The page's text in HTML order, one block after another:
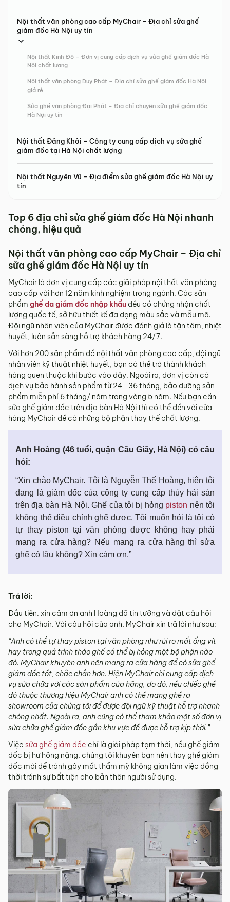
Nội thất văn phòng cao cấp MyChair – Địa chỉ sửa ghế
giám đốc Hà Nội uy tín
Nội thất Kinh Đô – Đơn vị cung cấp dịch vụ sửa ghế giám đốc Hà
Nội chất lượng
Nội thất văn phòng Duy Phát – Địa chỉ sửa ghế giám đốc Hà Nội
giá rẻ
Sửa ghế văn phòng Đại Phát – Địa chỉ chuyên sửa ghế giám đốc
Hà Nội uy tín
Nội thất Đăng Khôi – Công ty cung cấp dịch vụ sửa ghế
giám đốc tại Hà Nội chất lượng
Nội thất Nguyên Vũ – Địa điểm sửa ghế giám đốc Hà Nội uy
tín
Top 6 địa chỉ sửa ghế giám đốc Hà Nội nhanh
chóng, hiệu quả
Nội thất văn phòng cao cấp MyChair – Địa chỉ
sửa ghế giám đốc Hà Nội uy tín
MyChair là đơn vị cung cấp các giải pháp nội thất văn phòng
cao cấp với hơn 12 năm kinh nghiệm trong ngành. Các sản
phẩm ghế da giám đốc nhập khẩu đều có chứng nhận chất
lượng quốc tế, sở hữu thiết kế đa dạng màu sắc và mẫu mã.
Đội ngũ nhân viên của MyChair được đánh giá là tận tâm, nhiệt
huyết, luôn sẵn sàng hỗ trợ khách hàng 24/7.
Với hơn 200 sản phẩm đồ nội thất văn phòng cao cấp, đội ngũ
nhân viên kỹ thuật nhiệt huyết, bạn có thể trở thành khách
hàng quen thuộc khi bước vào đây. Ngoài ra, đơn vị còn có
dịch vụ bảo hành sản phẩm từ 24- 36 tháng, bảo dưỡng sản
phẩm miễn phí 6 tháng/ năm trong vòng 5 năm. Nếu bạn cần
sửa ghế giám đốc trên địa bàn Hà Nội thì có thể đến với cửa
hàng MyChair để có những bộ phận thay thế chất lượng.
Anh Hoàng (46 tuổi, quận Cầu Giấy, Hà Nội) có câu
hỏi:
“Xin chào MyChair. Tôi là Nguyễn Thế Hoàng, hiện tôi
đang là giám đốc của công ty cung cấp thủy hải sản
trên địa bàn Hà Nội. Ghế của tôi bị hỏng piston nên tôi
không thể điều chỉnh ghế được. Tôi muốn hỏi là tôi có
tự thay piston tại văn phòng được không hay phải
mang ra cửa hàng? Nếu mang ra cửa hàng thì sửa
ghế có lâu không? Xin cảm ơn.”
Trả lời:
Đầu tiên. xin cảm ơn anh Hoàng đã tin tưởng và đặt câu hỏi
cho MyChair. Với câu hỏi của anh, MyChair xin trả lời như sau:
“Anh có thể tự thay piston tại văn phòng như rủi ro mất ống vít
hay trong quá trình tháo ghế có thể bị hỏng một bộ phận nào
đó. MyChair khuyên anh nên mang ra cửa hàng để có sửa ghế
giám đốc tốt, chắc chắn hơn. Hiện MyChair chỉ cung cấp dịch
vụ sửa chữa với các sản phẩm của hãng, do đó, nếu chiếc ghế
đó thuộc thương hiệu MyChair anh có thể mang ghế ra
showroom của chúng tôi để được đội ngũ kỹ thuật hỗ trợ nhanh
chóng nhất. Ngoài ra, anh cũng có thể tham khảo một số đơn vị
sửa chữa ghế giám đốc gần khu vực để được hỗ trợ kịp thời.”
Việc sửa ghế giám đốc chỉ là giải pháp tạm thời, nếu ghế giám
đốc bị hư hỏng nặng, chúng tôi khuyên bạn nên thay ghế giám
đốc mới để tránh gây mất thẩm mỹ không gian làm việc đồng
thời tránh sự bất tiện cho bản thân người sử dụng.